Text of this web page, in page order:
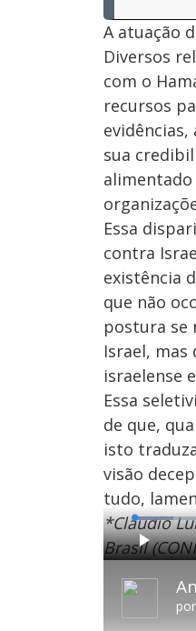
A atuação
Diversos
com o
recursos
sua
Essa
contra
existência
que não
postura se
Israel,
israelense
Essa
de que,
isto
visão
tudo,
*Cláudio
Brasil
por
P
l
y
L
o
a
d
e
%